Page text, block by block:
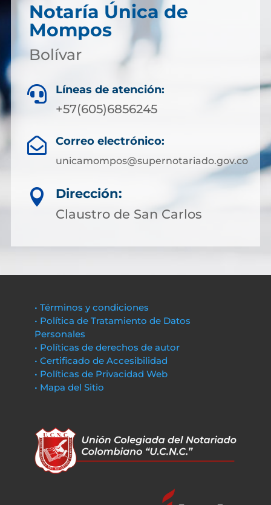
Notaría Única de
Mompos
Bolívar
 Líneas de atención:
+57(605)6856245
 Correo electrónico:
unicamompos@supernotariado.gov.co

Dirección:
Claustro de San Carlos
• Términos y condiciones
• Política de Tratamiento de Datos
Personales
• Políticas de derechos de autor
• Certificado de Accesibilidad
• Políticas de Privacidad Web
• Mapa del Sitio